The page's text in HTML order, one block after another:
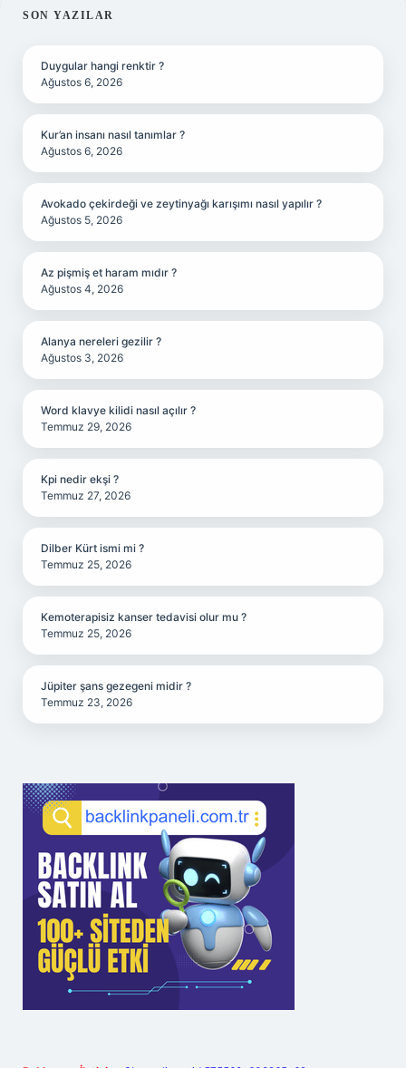
SIDEBAR
SON YAZILAR
Duygular hangi renktir ?
Ağustos 6, 2026
Kur’an insanı nasıl tanımlar ?
Ağustos 6, 2026
Avokado çekirdeği ve zeytinyağı karışımı nasıl yapılır ?
Ağustos 5, 2026
Az pişmiş et haram mıdır ?
Ağustos 4, 2026
Alanya nereleri gezilir ?
Ağustos 3, 2026
Word klavye kilidi nasıl açılır ?
Temmuz 29, 2026
Kpi nedir ekşi ?
Temmuz 27, 2026
Dilber Kürt ismi mi ?
Temmuz 25, 2026
Kemoterapisiz kanser tedavisi olur mu ?
Temmuz 25, 2026
Jüpiter şans gezegeni midir ?
Temmuz 23, 2026